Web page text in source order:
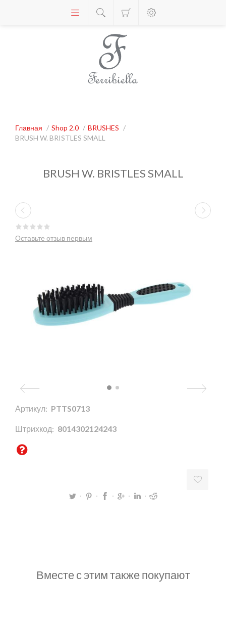
Главная / Shop 2.0 / BRUSHES /
BRUSH W. BRISTLES SMALL
BRUSH W. BRISTLES SMALL
Оставьте отзыв первым
Артикул: PTTS0713
Штрихкод: 8014302124243
Вместе с этим также покупают